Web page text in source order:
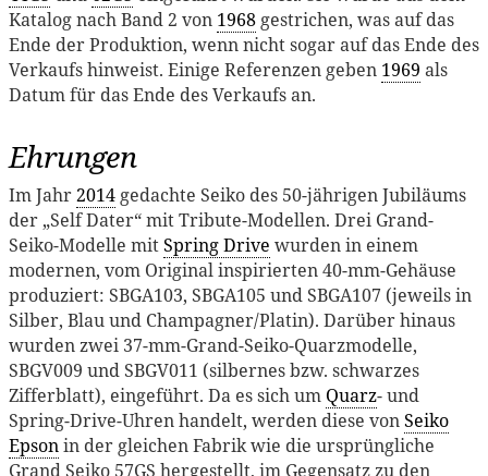
Katalog nach Band 2 von 1968 gestrichen, was auf das
Ende der Produktion, wenn nicht sogar auf das Ende des
Verkaufs hinweist. Einige Referenzen geben 1969 als
Datum für das Ende des Verkaufs an.
Ehrungen
Im Jahr2014 gedachte Seiko des 50-jährigen Jubiläums
der „Self Dater“ mit Tribute-Modellen. Drei Grand-
Seiko-Modelle mitSpring Drive wurden in einem
modernen, vom Original inspirierten 40-mm-Gehäuse
produziert: SBGA103, SBGA105 und SBGA107 (jeweils in
Silber, Blau und Champagner/Platin). Darüber hinaus
wurden zwei 37-mm-Grand-Seiko-Quarzmodelle,
SBGV009 und SBGV011 (silbernes bzw. schwarzes
Zifferblatt), eingeführt. Da es sich um Quarz- und
Spring-Drive-Uhren handelt, werden diese vonSeiko
Epsonin der gleichen Fabrik wie die ursprüngliche
Grand Seiko 57GS hergestellt, im Gegensatz zu den